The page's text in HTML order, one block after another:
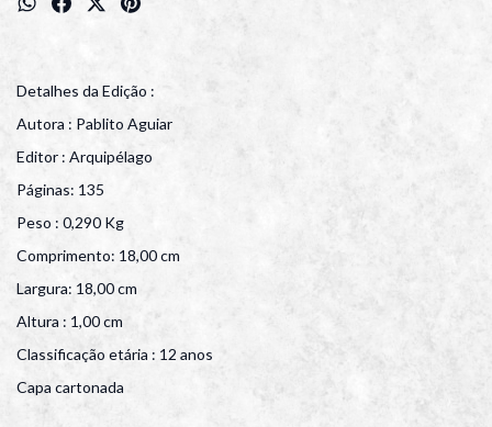
Detalhes da Edição :
Autora : Pablito Aguiar
Editor : Arquipélago
Páginas: 135
Peso : 0,290 Kg
Comprimento: 18,00 cm
Largura: 18,00 cm
Altura : 1,00 cm
Classificação etária : 12 anos
Capa cartonada